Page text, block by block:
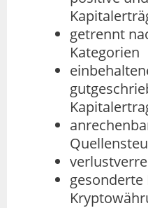
getrennt
Kategorien
gesonderte